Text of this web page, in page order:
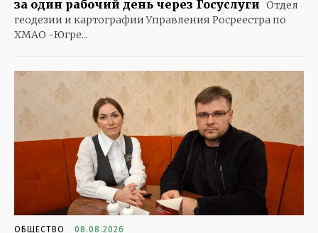
за один рабочий день через Госуслуги Отдел
геодезии и картографии Управления Росреестра по
ХМАО -Югре...
ОБЩЕСТВО 08.08.2026